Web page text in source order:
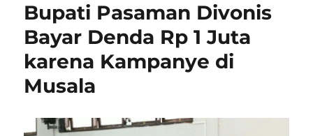
Bupati Pasaman Divonis
Bayar Denda Rp 1 Juta
karena Kampanye di
Musala